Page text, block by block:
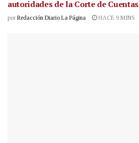
autoridades de la Corte de Cuentas
por Redacción Diario La Página HACE 9 MINS